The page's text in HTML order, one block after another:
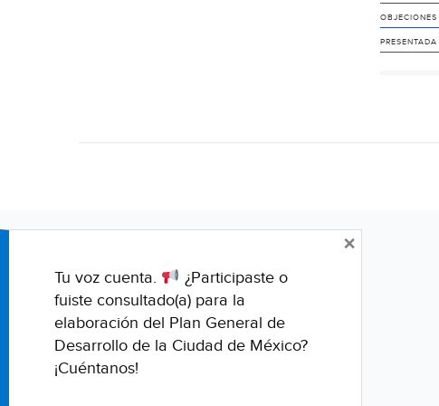
OBJECIONES
Tu voz cuenta.
¿Participaste o
fuiste consultado(a) para la
elaboración del Plan General de
Desarrollo de la Ciudad de México?
¡Cuéntanos!
×